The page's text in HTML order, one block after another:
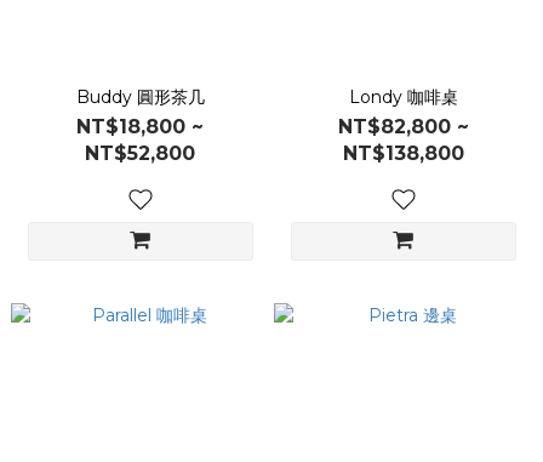
Buddy 圓形茶几
NT$18,800 ~
NT$52,800
Londy 咖啡桌
NT$82,800 ~
NT$138,800